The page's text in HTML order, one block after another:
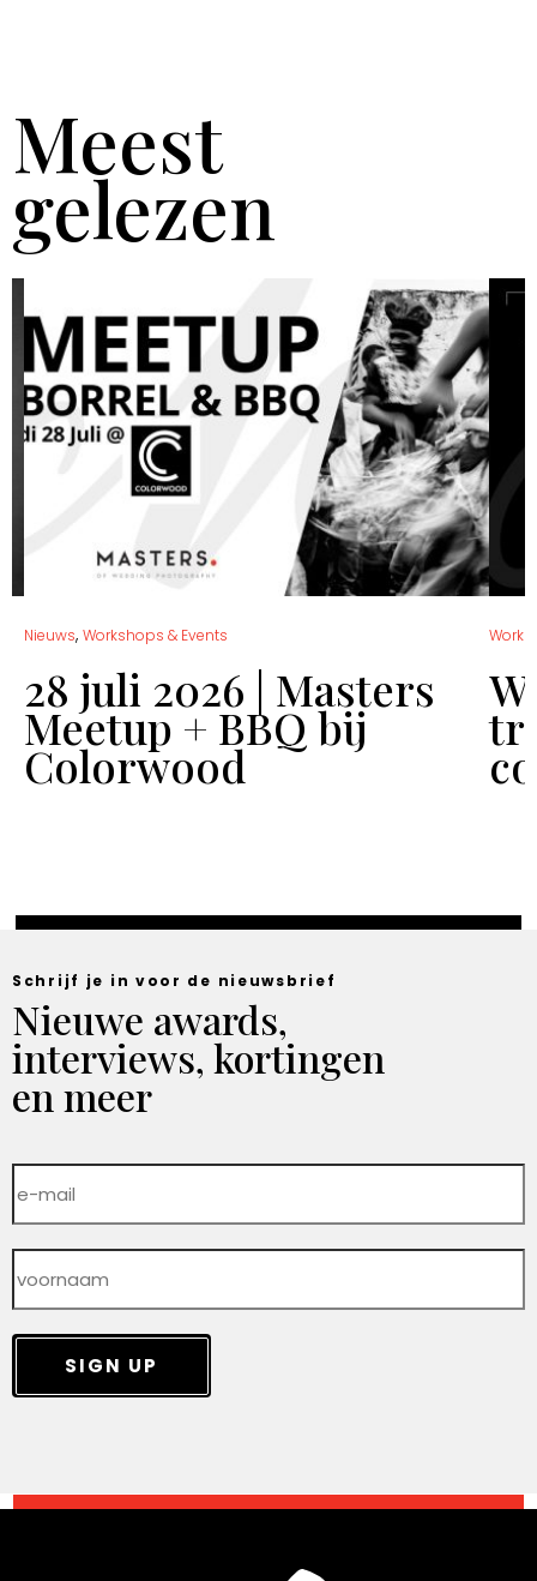
Meest
gelezen
Nieuws, Workshops & Events
28 juli 2026 | Masters
Meetup + BBQ bij
Colorwood
Schrijf je in voor de nieuwsbrief
Nieuwe awards,
interviews, kortingen
en meer
SIGN UP